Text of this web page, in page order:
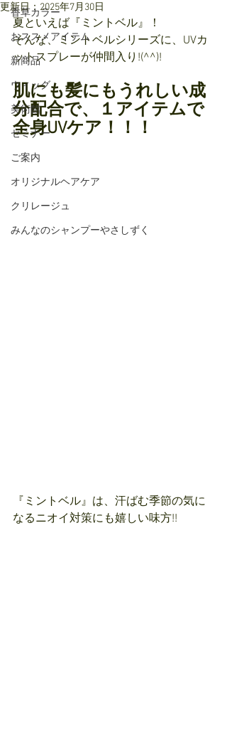
香草カラー
おススメアイテム
新商品
ウィッグ
美術館
セミナー
ご案内
オリジナルヘアケア
クリレージュ
みんなのシャンプーやさしずく
更新日： 2025年7月30日
夏といえば『ミントベル』！
そんな、ミントベルシリーズに、UVカ
ットスプレーが仲間入り!(^^)!
肌にも髪にもうれしい成
分配合で、１アイテムで
全身UVケア！！！
『ミントベル』は、汗ばむ季節の気に
なるニオイ対策にも嬉しい味方!!